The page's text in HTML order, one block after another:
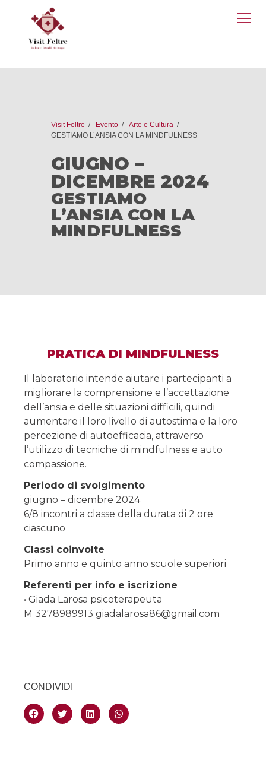
Visit Feltre Evento
Arte e Cultura
GESTIAMO L’ANSIA CON LA MINDFULNESS
GIUGNO –
DICEMBRE 2024
GESTIAMO
L’ANSIA CON LA
MINDFULNESS
PRATICA DI MINDFULNESS
Il laboratorio intende aiutare i partecipanti a
migliorare la comprensione e l’accettazione
dell’ansia e delle situazioni difficili, quindi
aumentare il loro livello di autostima e la loro
percezione di autoefficacia, attraverso
l’utilizzo di tecniche di mindfulness e auto
compassione.
Periodo di svolgimento
giugno – dicembre 2024
6/8 incontri a classe della durata di 2 ore
ciascuno
Classi coinvolte
Primo anno e quinto anno scuole superiori
Referenti per info e iscrizione
• Giada Larosa psicoterapeuta
M 3278989913 giadalarosa86@gmail.com
CONDIVIDI